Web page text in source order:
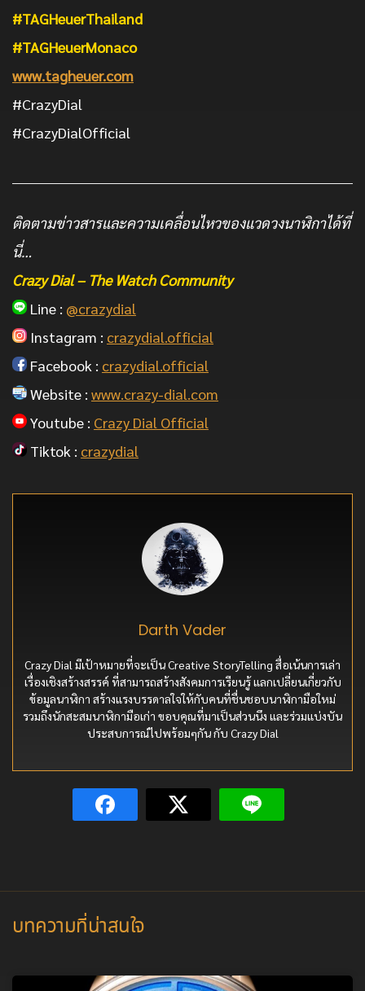
#TAGHeuerThailand
#TAGHeuerMonaco
www.tagheuer.com
#CrazyDial
#CrazyDialOfficial
ติดตามข่าวสารและความเคลื่อนไหวของแวดวงนาฬิกาได้ที่
นี่…
Crazy Dial – The Watch Community
Line : @crazydial
Instagram : crazydial.official
Facebook : crazydial.official
Website : www.crazy-dial.com
Youtube : Crazy Dial Official
Tiktok : crazydial
Darth Vader
Crazy Dial มีเป้าหมายที่จะเป็น Creative StoryTelling สื่อเน้นการเล่า
เรื่องเชิงสร้างสรรค์ ที่สามารถสร้างสังคมการเรียนรู้ แลกเปลี่ยนเกี่ยวกับ
ข้อมูลนาฬิกา สร้างแรงบรรดาลใจให้กับคนที่ชื่นชอบนาฬิกามือใหม่
รวมถึงนักสะสมนาฬิกามือเก่า ขอบคุณที่มาเป็นส่วนนึง และร่วมแบ่งบัน
ประสบการณ์ไปพร้อมๆกัน กับ Crazy Dial
บทความที่น่าสนใจ